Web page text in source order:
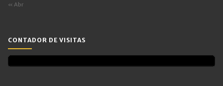
« Abr
CONTADOR DE VISITAS